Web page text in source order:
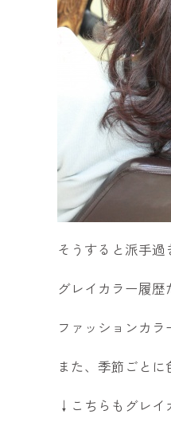
そうすると派手
グレイカラー履
ファッションカ
また、季節ごと
↓こちらもグレ